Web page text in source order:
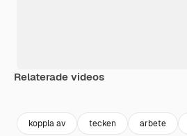
Relaterade videos
koppla av tecken arbete